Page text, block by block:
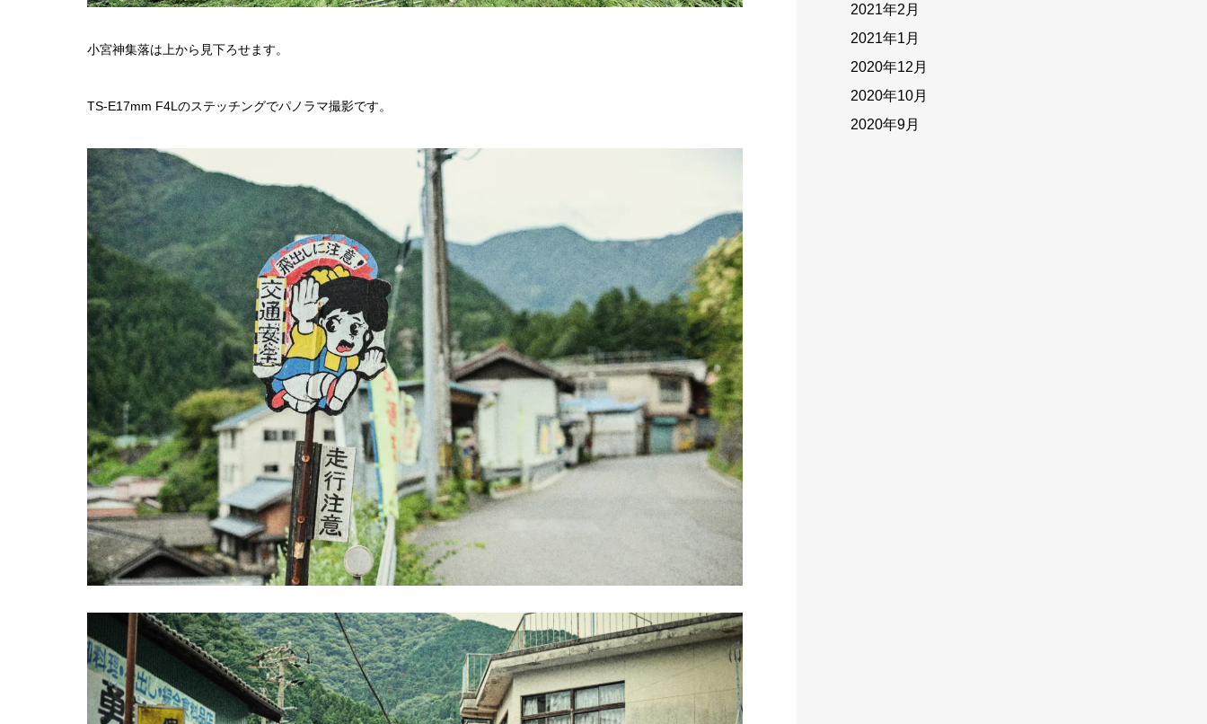
小宮神集落は上から見下ろせます。
TS-E17mm F4Lのステッチングでパノラマ撮影です。
2021年2月
2021年1月
2020年12月
2020年10月
2020年9月